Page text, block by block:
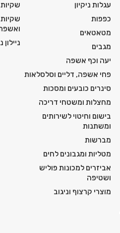
עגלות ניקיון
כפפות
מטאטאים
מגבים
יעה וכף אשפה
פחי אשפה, דליים וסלסלאות
סינרים כובעים ומסכות
מחצלות ומשטחי דריכה
בישום וחיטוי לשירותים
ומשתנות
מברשות
מטליות ומגבונים לחים
אביזרים למכונות פוליש
ושטיפה
מוצרי קרצוף וניגוב
שקיות